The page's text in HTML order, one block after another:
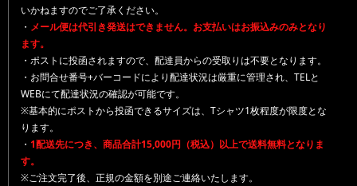
いかねますのでご了承ください。
・ メール便は代引き発送はできません。お支払いはお振込みのみとなり
ます。
・ポストに投函されますので、配達員からの受取りは不要となります。
・お問合せ番号+バーコードにより配達状況は厳重に管理され、TELと
WEBにて配達状況の確認が可能です。
※基本的にポストから投函できるサイズは、Tシャツ1枚程度が限度とな
ります。
・ 1配送先につき、商品合計15,000円（税込）以上で送料無料となりま
す。
※ご注文完了後、正規の金額を別途ご連絡いたします。